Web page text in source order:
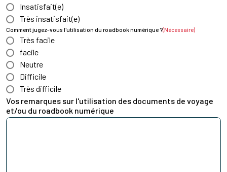
Insatisfait(e)
Très insatisfait(e)
Comment jugez-vous l'utilisation du roadbook numérique ?(Nécessaire)
Très facile
facile
Neutre
Difficile
Très difficile
Vos remarques sur l'utilisation des documents de voyage
et/ou du roadbook numérique